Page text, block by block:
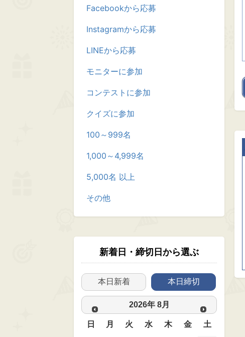
Facebookから応募
Instagramから応募
LINEから応募
モニターに参加
コンテストに参加
クイズに参加
100～999名
1,000～4,999名
5,000名 以上
その他
新着日・締切日から選ぶ
本日新着 本日締切
2026年 8月
日 月 火 水 木 金 土